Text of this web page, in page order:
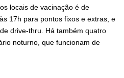
locais de vacinação é de
17h para pontos fixos e extras, e
drive-thru. Há também quatro
noturno, que funcionam de